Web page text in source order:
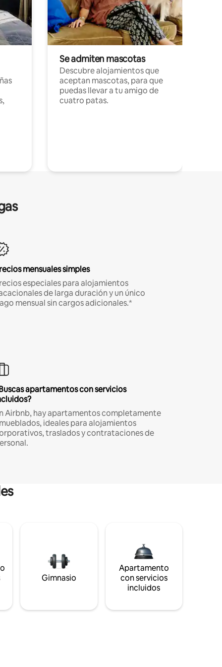
Se admiten mascotas
Descubre alojamientos que
aceptan mascotas, para que
puedas llevar a tu amigo de
cuatro patas.
mensuales simples
especiales para alojamientos
de larga duración y un único
mensual sin cargos adicionales.*
apartamentos con servicios
Airbnb, hay apartamentos completamente
ideales para alojamientos
traslados y contrataciones de
Gimnasio
Apartamento
con servicios
incluidos